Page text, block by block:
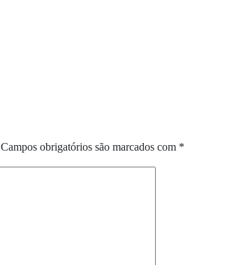
Campos obrigatórios são marcados com *